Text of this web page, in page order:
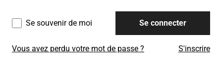
Se souvenir de moi Se connecter
Vous avez perdu votre mot de passe ? S'inscrire